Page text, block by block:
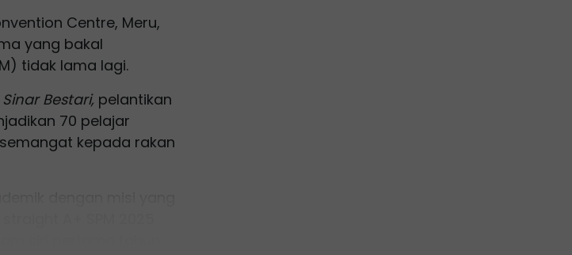
Centre, Meru,
yang bakal
tidak lama lagi.
Sinar Bestari, pelantikan
70 pelajar
kepada rakan